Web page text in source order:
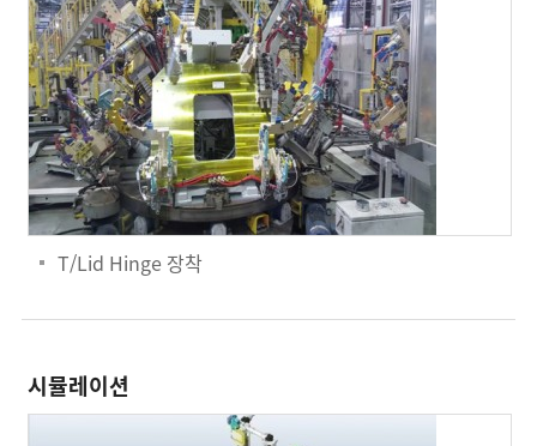
T/Lid Hinge 장착
시뮬레이션